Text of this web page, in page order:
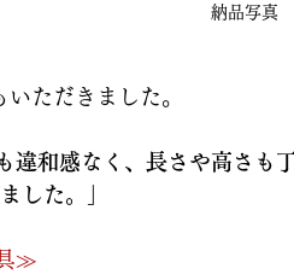
納品写真
ただきました。
違和感なく、長さや高さも
した。」
≫